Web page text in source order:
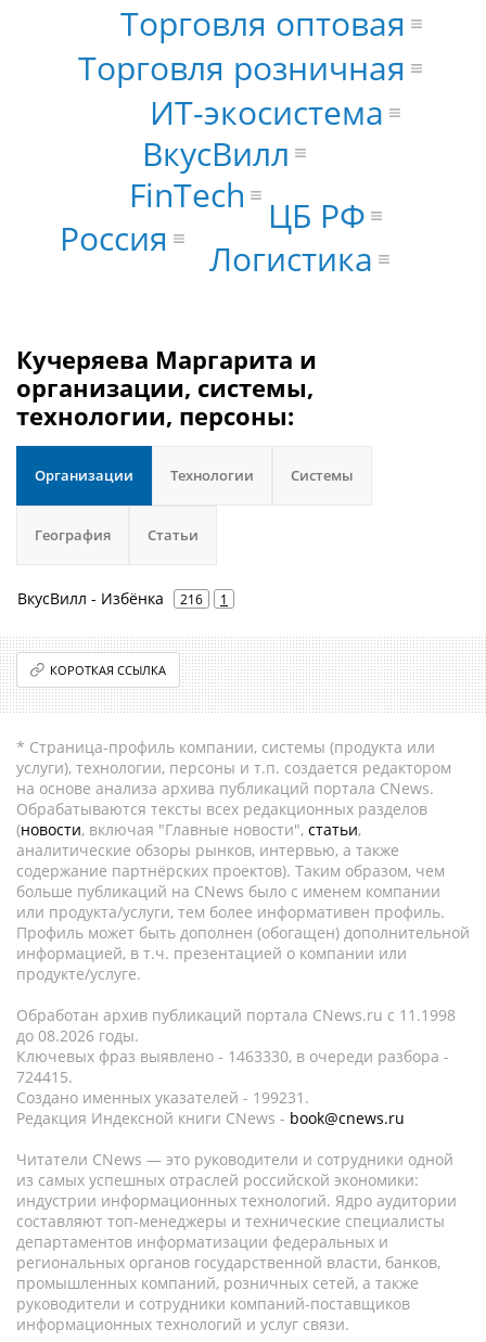
ВкусВилл
ИТ-экосистема
FinTech
ЦБ РФ
Россия
Торговля розничная
Логистика
Торговля оптовая
Кучеряева Маргарита и
организации, системы,
технологии, персоны:
Организации Технологии Системы
География Статьи
ВкусВилл - Избёнка 216 1
КОРОТКАЯ ССЫЛКА
* Страница-профиль компании, системы (продукта или
услуги), технологии, персоны и т.п. создается редактором
на основе анализа архива публикаций портала CNews.
Обрабатываются тексты всех редакционных разделов
(новости, включая "Главные новости", статьи,
аналитические обзоры рынков, интервью, а также
содержание партнёрских проектов). Таким образом, чем
больше публикаций на CNews было с именем компании
или продукта/услуги, тем более информативен профиль.
Профиль может быть дополнен (обогащен) дополнительной
информацией, в т.ч. презентацией о компании или
продукте/услуге.
Обработан архив публикаций портала CNews.ru c 11.1998
до 08.2026 годы.
Ключевых фраз выявлено - 1463330, в очереди разбора -
724415.
Создано именных указателей - 199231.
Редакция Индексной книги CNews - book@cnews.ru
Читатели CNews — это руководители и сотрудники одной
из самых успешных отраслей российской экономики:
индустрии информационных технологий. Ядро аудитории
составляют топ-менеджеры и технические специалисты
департаментов информатизации федеральных и
региональных органов государственной власти, банков,
промышленных компаний, розничных сетей, а также
руководители и сотрудники компаний-поставщиков
информационных технологий и услуг связи.